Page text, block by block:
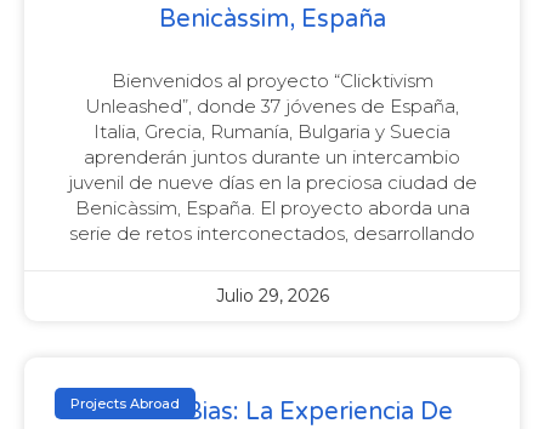
Benicàssim, España
Bienvenidos al proyecto “Clicktivism
Unleashed”, donde 37 jóvenes de España,
Italia, Grecia, Rumanía, Bulgaria y Suecia
aprenderán juntos durante un intercambio
juvenil de nueve días en la preciosa ciudad de
Benicàssim, España. El proyecto aborda una
serie de retos interconectados, desarrollando
Julio 29, 2026
Projects Abroad
Gender Bias: La Experiencia De